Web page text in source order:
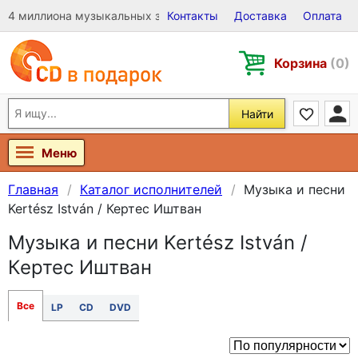
4 миллиона музыкальных записей на Виниле, CD и DVD
Контакты Доставка Оплата
Корзина (0)
Найти
Меню
Главная Каталог исполнителей
Музыка и песни
Kertész István / Кертес Иштван
Музыка и песни Kertész István /
Кертес Иштван
Все LP CD DVD